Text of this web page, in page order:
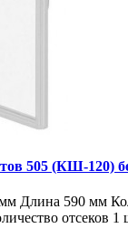
505 (КШ-120)
Длина 590 мм
отсеков 1